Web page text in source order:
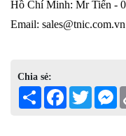
Hồ Chí Minh: Mr Tiến -
Email:
Chia sẻ:
Share FacebookTwitter